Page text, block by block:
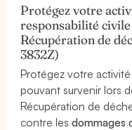
Protégez votre
responsabilité
Récupération de
3832Z)
Protégez votre
pouvant survenir lors
Récupération de
contre lesdommages